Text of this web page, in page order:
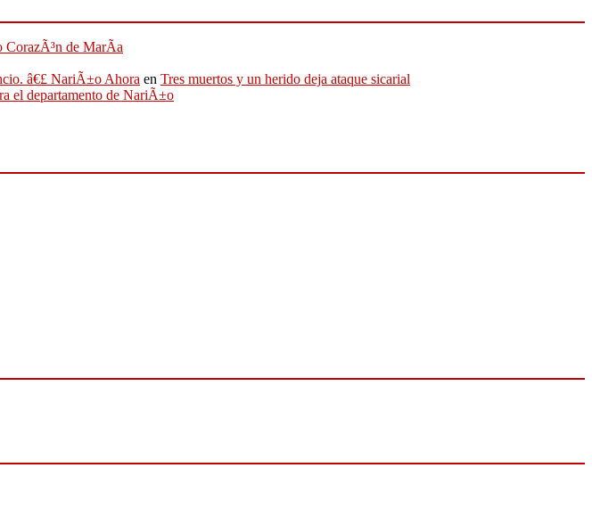
CorazÃ³n de MarÃ­a
â€£ NariÃ±o Ahora en Tres muertos y un herido deja ataque sicarial
el departamento de NariÃ±o